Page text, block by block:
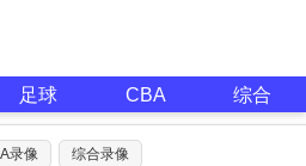
足球 CBA 综合
录像 综合录像